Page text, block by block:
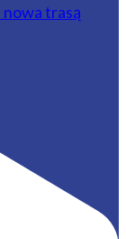
nowa trasą